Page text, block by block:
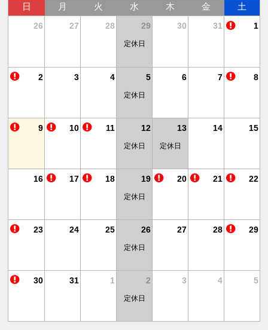
日 月 火 水 木 金 土
26 27 28 29 30 31 1
定休日
2 3 4 5 6 7 8
定休日
9 10 11 12 13 14 15
定休日 定休日
16 17 18 19 20 21 22
定休日
23 24 25 26 27 28 29
定休日
30 31 1 2 3 4 5
定休日